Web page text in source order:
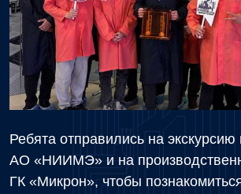
Ребята отправились на
АО «НИИМЭ» и на
ГК «Микрон», чтобы